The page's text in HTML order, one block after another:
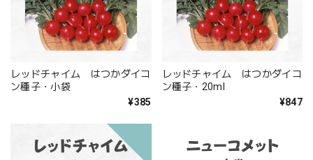
レッドチャイム はつかダイコ
ン種子・小袋
¥385
レッドチャイム はつかダイコ
ン種子・20ml
¥847